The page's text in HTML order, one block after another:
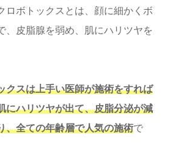
ロボトックスとは、顔に細かくボ
、皮脂腺を弱め、肌にハリツヤを
クスは上手い医師が施術をすれば
にハリツヤが出て、皮脂分泌が減
、全ての年齢層で人気の施術で